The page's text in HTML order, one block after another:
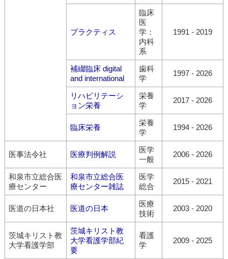
プラクティス
臨床
医
学：
内科
系
1991 - 2019
補綴臨床 digital
and international
歯科
学
1997- 2026
リハビリテーシ
ョン栄養
栄養
学
2017- 2026
臨床栄養
栄養
学
1994- 2026
医事法令社 医療判例解説
医学
一般
2006- 2026
和泉市立総合医
療センター
和泉市立総合医
療センター雑誌
医学
総合
2015- 2021
医道の日本社 医道の日本
医療
技術
2003- 2020
茨城キリスト教
大学看護学部
茨城キリスト教
大学看護学部紀
要
看護
学
2009- 2025